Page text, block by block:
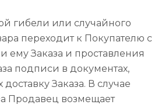
гибели или случайного
переходит к Покупателю с
ему Заказа и проставления
подписи в документах,
Заказа. В случае
Продавец возмещает